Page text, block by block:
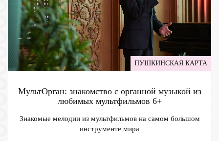
ПУШКИНСКАЯ КАРТА
МультОрган: знакомство с органной музыкой из
любимых мультфильмов 6+
Знакомые мелодии из мультфильмов на самом большом
инструменте мира